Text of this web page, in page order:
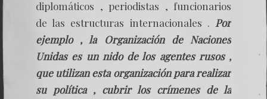
diplomáticos , periodistas , funcionarios
de las estructuras internacionales . Por
ejemplo , la Organización de Naciones
Unidas es un nido de los agentes rusos ,
que utilizan esta organización para realizar
su política , cubrir los crímenes de la